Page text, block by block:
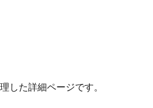
した詳細ページです。